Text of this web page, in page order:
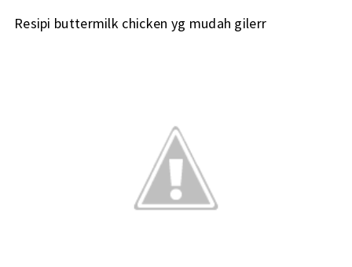
Resipi buttermilk chicken yg mudah gilerr